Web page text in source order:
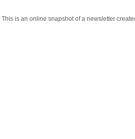
This is an online snapshot of a newsletter